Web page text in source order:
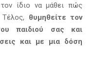
ίδιο να μάθει πώς
Τέλος, θυμηθείτε τον
παιδιού σας και
και με μια δόση